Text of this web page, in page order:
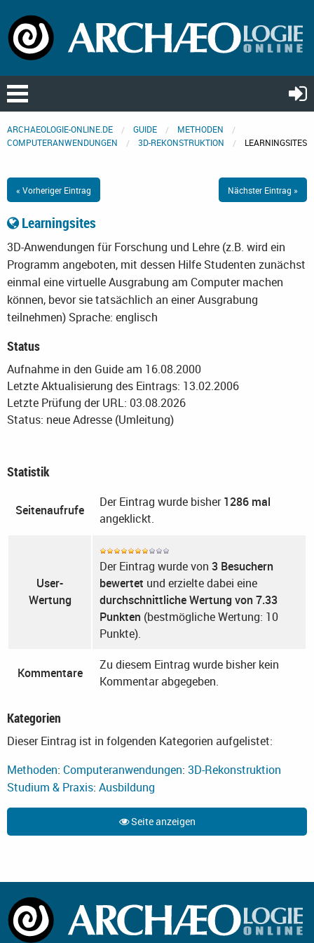
ARCHAEOLOGIE-ONLINE.DE GUIDE
METHODEN
COMPUTERANWENDUNGEN
3D-REKONSTRUKTION LEARNINGSITES
« Vorheriger Eintrag Nächster Eintrag »
Learningsites
3D-Anwendungen für Forschung und Lehre (z.B. wird ein
Programm angeboten, mit dessen Hilfe Studenten zunächst
einmal eine virtuelle Ausgrabung am Computer machen
können, bevor sie tatsächlich an einer Ausgrabung
teilnehmen) Sprache: englisch
Status
Aufnahme in den Guide am 16.08.2000
Letzte Aktualisierung des Eintrags: 13.02.2006
Letzte Prüfung der URL: 03.08.2026
Status: neue Adresse (Umleitung)
Statistik
Seitenaufrufe
Der Eintrag wurde bisher1286 mal
angeklickt.
User-
Wertung
Der Eintrag wurde von 3 Besuchern
bewertet und erzielte dabei eine
durchschnittliche Wertung von 7.33
Punkten (bestmögliche Wertung: 10
Punkte).
Kommentare
Zu diesem Eintrag wurde bisher kein
Kommentar abgegeben.
Kategorien
Dieser Eintrag ist in folgenden Kategorien aufgelistet:
Methoden: Computeranwendungen: 3D-Rekonstruktion
Studium & Praxis: Ausbildung
Seite anzeigen